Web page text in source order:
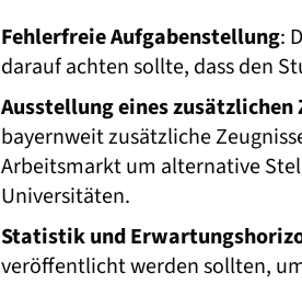
Fehlerfreie Aufgabenstellung:
darauf achten sollte, dass den
Ausstellung eines zusätzlichen
bayernweit zusätzliche
Arbeitsmarkt um alternative
Universitäten.
Statistik und
veröffentlicht werden sollten,